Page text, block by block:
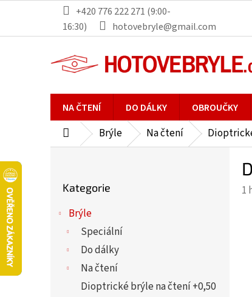
obsah
+420 776 222 271 (9:00-
16:30)
hotovebryle@gmail.com
NA ČTENÍ DO DÁLKY OBROUČKY
DomůBrýle Na čtení
kategorie
Kategorie
Brýle
Speciální
Do dálky
Na čtení
Dioptrické brýle na čtení +0,50
1